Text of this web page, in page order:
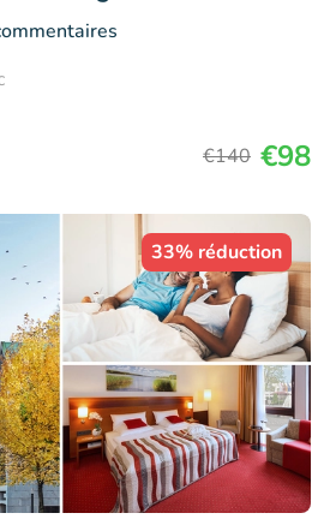
€140 €98
33% réduction